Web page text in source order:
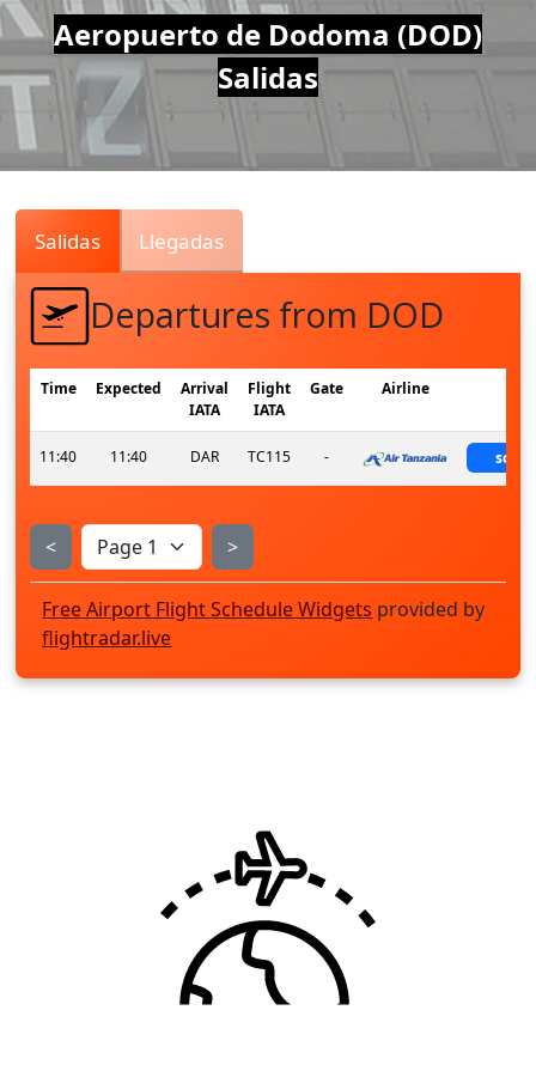
Air
Traffic
Live
Aeropuerto de Dodoma (DOD)
Salidas
Salidas Llegadas
Departures from DOD
Time Expected
Arrival
IATA
Flight
IATA
Gate Airline
11:40 11:40 DAR TC115 -
< >
Free Airport Flight Schedule Widgets provided by
flightradar.live